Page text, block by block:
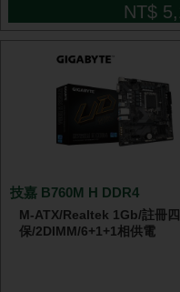
NT$
技嘉 B760M H DDR4
M-ATX/Realtek 1Gb/註冊
保/2DIMM/6+1+1相供電